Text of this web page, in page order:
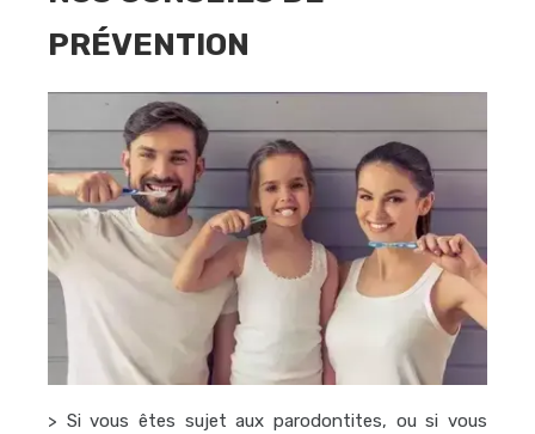
PRÉVENTION
> Si vous êtes sujet aux parodontites, ou si vous